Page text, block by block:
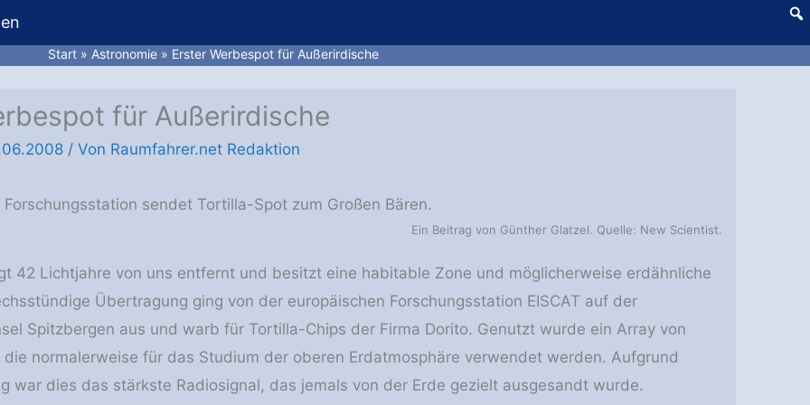
Start Astronomie Erster Werbespot für Außerirdische
für Außerirdische
/ Von Raumfahrer.net Redaktion
sendet Tortilla-Spot zum Großen Bären.
Ein Beitrag von Günther Glatzel. Quelle: New Scientist.
42 Lichtjahre von uns entfernt und besitzt eine habitable Zone und möglicherweise erdähnliche
Übertragung ging von der europäischen Forschungsstation EISCAT auf der
Spitzbergen aus und warb für Tortilla-Chips der Firma Dorito. Genutzt wurde ein Array von
die normalerweise für das Studium der oberen Erdatmosphäre verwendet werden. Aufgrund
war dies das stärkste Radiosignal, das jemals von der Erde gezielt ausgesandt wurde.